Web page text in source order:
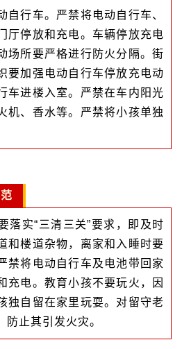
行车。严禁将电动自行车、
厅停放和充电。车辆停放充电
场所要严格进行防火分隔。街
要加强电动自行车停放充电动
车进楼入室。严禁在车内阳光
机、香水等。严禁将小孩单独
实“三清三关”要求，即及时
和楼道杂物，离家和入睡时要
禁将电动自行车及电池带回家
充电。教育小孩不要玩火，因
独自留在家里玩耍。对留守老
防止其引发火灾。